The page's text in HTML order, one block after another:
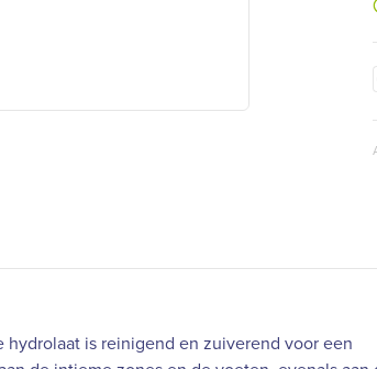
is reinigend en zuiverend voor een